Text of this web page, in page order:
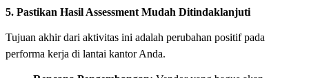
5. Pastikan Hasil Assessment Mudah Ditindaklanjuti
Tujuan akhir dari aktivitas ini adalah perubahan positif pada
performa kerja di lantai kantor Anda.